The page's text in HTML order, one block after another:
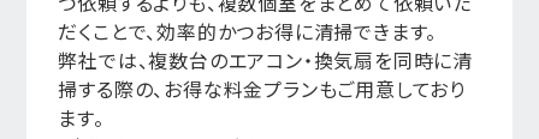
だくことで、効率的かつお得に清掃できます。
弊社では、複数台のエアコン・換気扇を同時に清
掃する際の、お得な料金プランもご用意しており
ます。